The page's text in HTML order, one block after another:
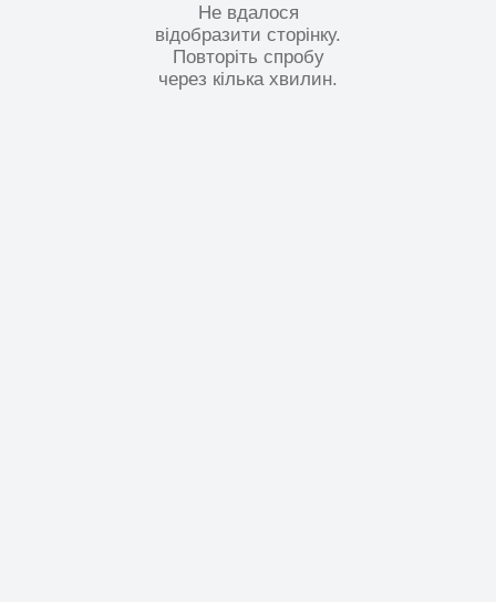
Не вдалося
відобразити сторінку.
Повторіть спробу
через кілька хвилин.